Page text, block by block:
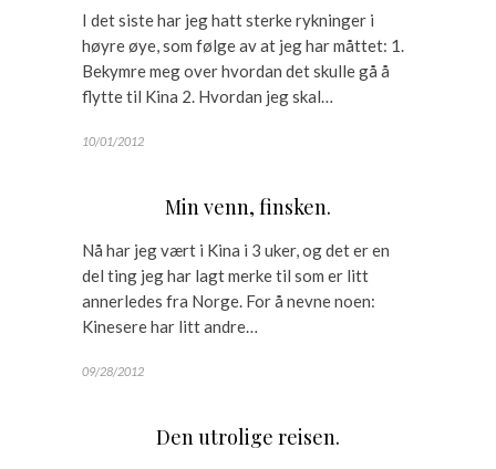
I det siste har jeg hatt sterke rykninger i
høyre øye, som følge av at jeg har måttet: 1.
Bekymre meg over hvordan det skulle gå å
flytte til Kina 2. Hvordan jeg skal…
10/01/2012
Min venn, finsken.
Nå har jeg vært i Kina i 3 uker, og det er en
del ting jeg har lagt merke til som er litt
annerledes fra Norge. For å nevne noen:
Kinesere har litt andre…
09/28/2012
Den utrolige reisen.